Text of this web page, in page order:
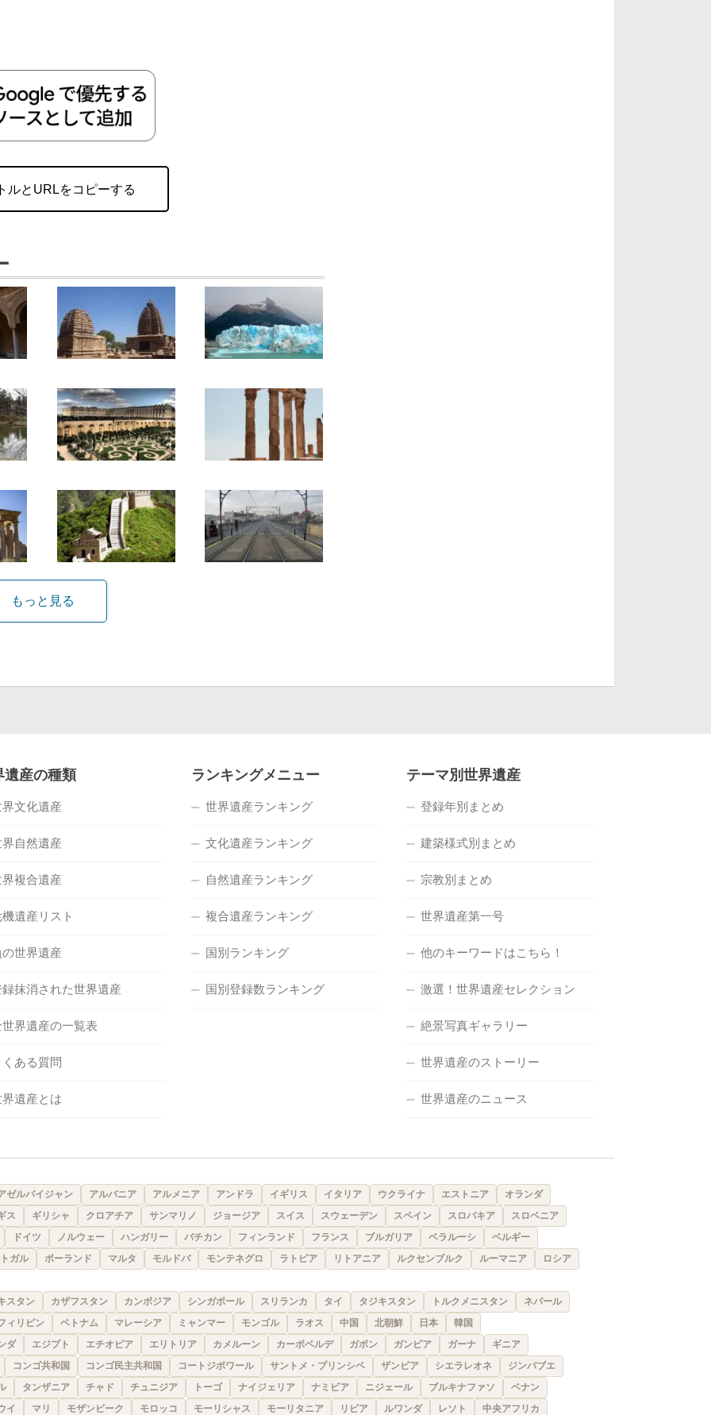
ルとURLをコピーする
もっと見る
遺産の種類
文化遺産
自然遺産
複合遺産
遺産リスト
世界遺産
録抹消された世界遺産
世界遺産の一覧表
ある質問
遺産とは
ランキングメニュー
世界遺産ランキング
文化遺産ランキング
自然遺産ランキング
複合遺産ランキング
国別ランキング
国別登録数ランキング
テーマ別世界遺産
登録年別まとめ
建築様式別まとめ
宗教別まとめ
世界遺産第一号
他のキーワードはこちら！
激選！世界遺産セレクション
絶景写真ギャラリー
世界遺産のストーリー
世界遺産のニュース
ゼルバイジャン アルバニア アルメニア アンドラ イギリス イタリア ウクライナ エストニア
オランダ
ス
ギリシャ クロアチア サンマリノ ジョージア スイス スウェーデン スペイン スロバキア
スロベニア
ドイツ
ノルウェー ハンガリー バチカン フィンランド フランス ブルガリア ベラルーシ
ベルギー
ガル
ポーランド マルタ モルドバ モンテネグロ ラトビア リトアニア ルクセンブルク ルーマニア ロシア
スタン カザフスタン カンボジア シンガポール スリランカ タイ タジキスタン トルクメニスタン
ネパール
ィリピン
ベトナム マレーシア ミャンマー モンゴル ラオス 中国 北朝鮮 日本
韓国
ダ
エジプト エチオピア エリトリア カメルーン カーボベルデ ガボン ガンビア ガーナ
ギニア
コンゴ共和国
コンゴ民主共和国 コートジボワール サントメ・プリンシペ ザンビア シエラレオネ
ジンバブエ
タンザニア チャド チュニジア トーゴ ナイジェリア ナミビア ニジェール ブルキナファソ
ベナン
イ
マリ モザンビーク モロッコ モーリシャス モーリタニア リビア ルワンダ レソト 中央アフリカ